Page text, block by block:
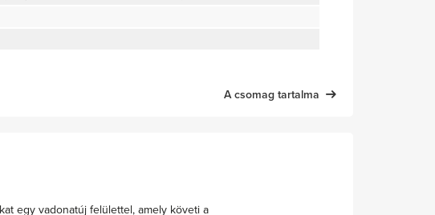
A csomag tartalma
egy vadonatúj felülettel, amely követi a